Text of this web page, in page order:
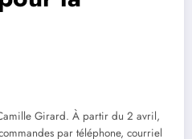
Girard. À partir du 2 avril,
par téléphone, courriel